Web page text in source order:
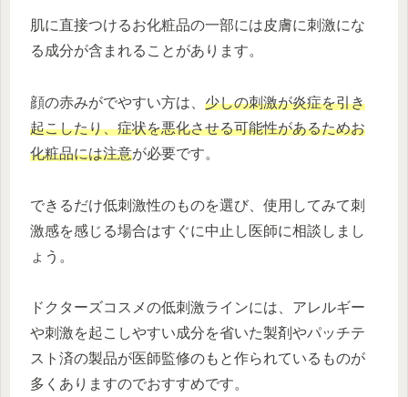
肌に直接つけるお化粧品の一部には皮膚に刺激にな
る成分が含まれることがあります。
顔の赤みがでやすい方は、 少しの刺激が炎症を引き
起こしたり、症状を悪化させる可能性があるためお
化粧品には注意が必要です。
できるだけ低刺激性のものを選び、使用してみて刺
激感を感じる場合はすぐに中止し医師に相談しまし
ょう。
ドクターズコスメの低刺激ラインには、アレルギー
や刺激を起こしやすい成分を省いた製剤やパッチテ
スト済の製品が医師監修のもと作られているものが
多くありますのでおすすめです。